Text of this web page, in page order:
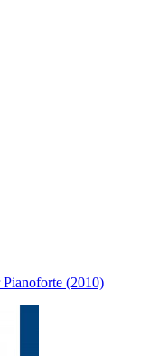
(2010)